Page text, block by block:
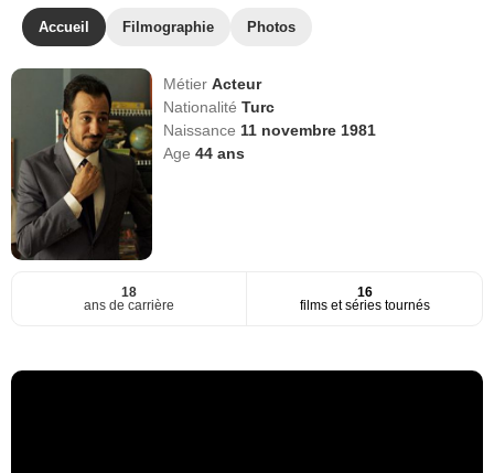
Accueil Filmographie Photos
MétierActeur
NationalitéTurc
Naissance 11 novembre 1981
Age44 ans
18
ans de carrière
16
films et séries tournés